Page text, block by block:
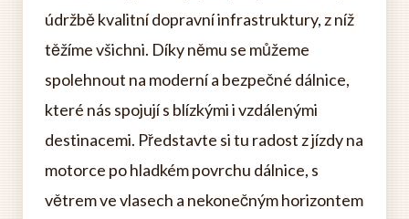
údržbě kvalitní dopravní infrastruktury, z níž
těžíme všichni. Díky němu se můžeme
spolehnout na moderní a bezpečné dálnice,
které nás spojují s blízkými i vzdálenými
destinacemi. Představte si tu radost z jízdy na
motorce po hladkém povrchu dálnice, s
větrem ve vlasech a nekonečným horizontem